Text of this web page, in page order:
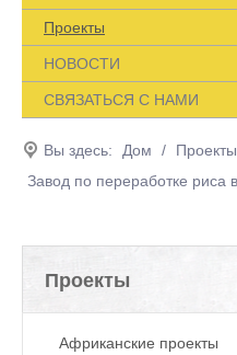
Проекты
НОВОСТИ
СВЯЗАТЬСЯ С НАМИ
Вы здесь: Дом / Проекты
Завод по переработке риса
Проекты
Африканские проекты